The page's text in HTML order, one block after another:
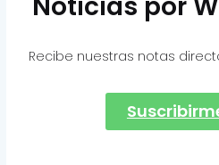
Noticias por
Recibe nuestras notas